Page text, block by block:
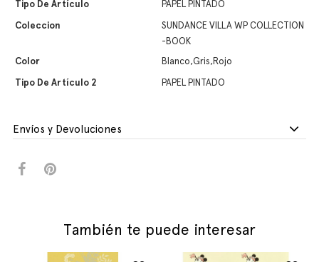
Tipo De Artículo
PAPEL PINTADO
Coleccion
SUNDANCE VILLA WP COLLECTION
-BOOK
Color
Blanco,Gris,Rojo
Tipo De Artículo 2
PAPEL PINTADO
Envíos y Devoluciones
También te puede interesar